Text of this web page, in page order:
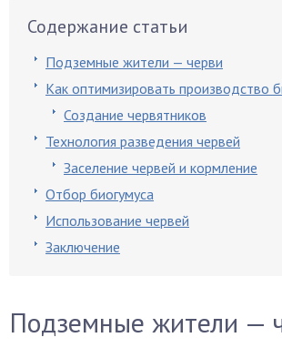
Содержание статьи
Подземные жители — черви
Как оптимизировать производство
Создание червятников
Технология разведения червей
Заселение червей и кормление
Отбор биогумуса
Использование червей
Заключение
Подземные жители —